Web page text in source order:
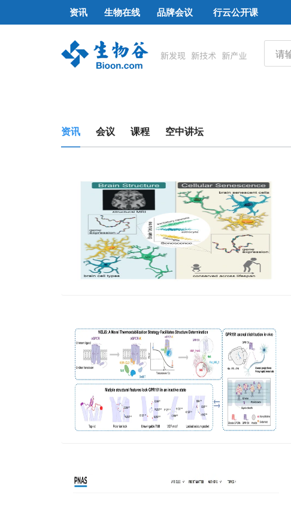
资讯 生物在线 品牌会议 行云公开课
资讯 会议 课程 空中讲坛